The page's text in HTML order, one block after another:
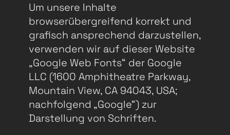
Um unsere Inhalte
browserübergreifend korrekt und
grafisch ansprechend darzustellen,
verwenden wir auf dieser Website
„Google Web Fonts“ der Google
LLC (1600 Amphitheatre Parkway,
Mountain View, CA 94043, USA;
nachfolgend „Google“) zur
Darstellung von Schriften.